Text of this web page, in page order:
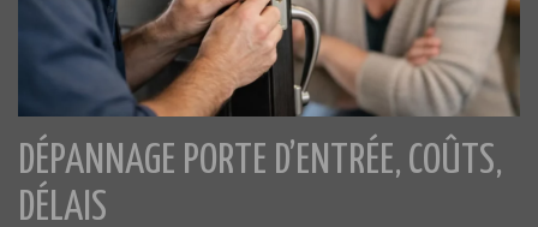
DÉPANNAGE PORTE D’ENTRÉE, COÛTS,
DÉLAIS